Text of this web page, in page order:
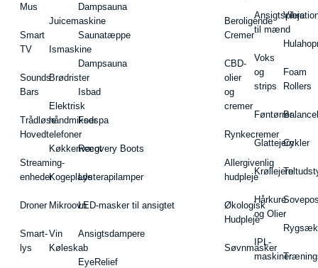
Mus
Smart
TV
Sounds
Bars
Trådløse
Hovedtelefoner
Streaming-
enheder
Droner
Smart-
lys
Juicemaskine
Ismaskine
Brødrister
Elektrisk
håndmikser
Køkkenvægt
Kogeplade
Mikroovn
Vin
Køleskab
Dampsauna
Saunatæppe
Dampsauna
Isbad
Fodspa
Recovery Boots
Lysterapilamper
LED-masker til ansigtet
Ansigtsdampere
EyeRelief
Beroligende
Cremer
CBD-
olier
og
cremer
Rynkecremer
Allergivenlig
hudpleje
Økologisk
Hudpleje
Søvnmasker
Ansigtspleje
til mænd
Voks
og
strips
Føntørrer
Glattejern
Krøllejern
Hårkure
og Olier
IPL-
maskiner
Foam
Rollers
Cykler